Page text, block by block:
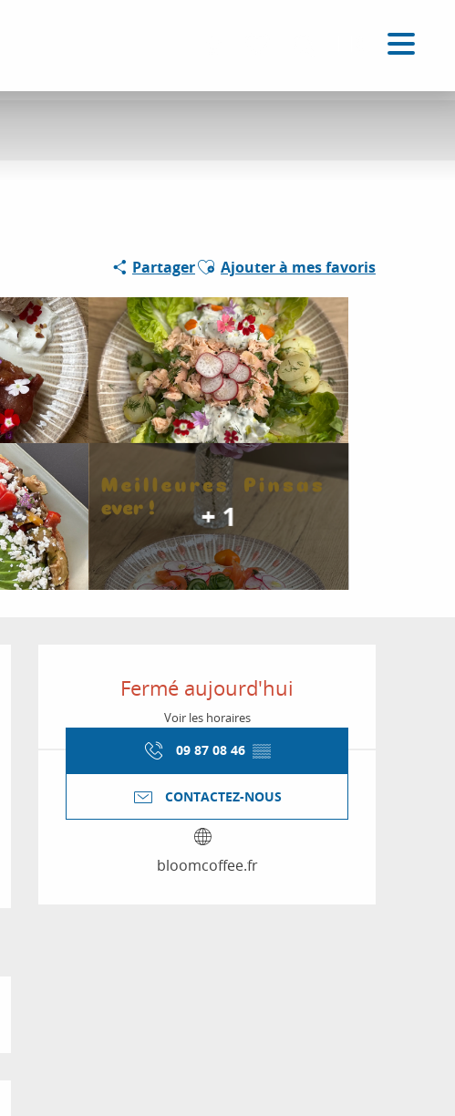
PartagerAjouter aux favoris
Ajouter à mes favoris
+ 1
Ouverture et
Fermé aujourd'hui
Voir les horaires
09 87 08 46 ▒▒
CONTACTEZ-NOUS
bloomcoffee.fr